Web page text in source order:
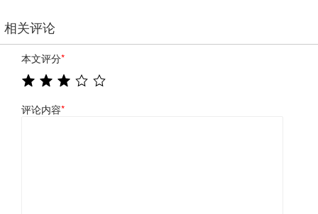
相关评论
本文评分*
评论内容*